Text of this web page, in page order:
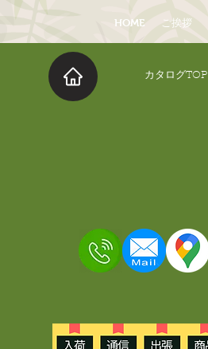
HOME ご挨拶
​カタログTOP